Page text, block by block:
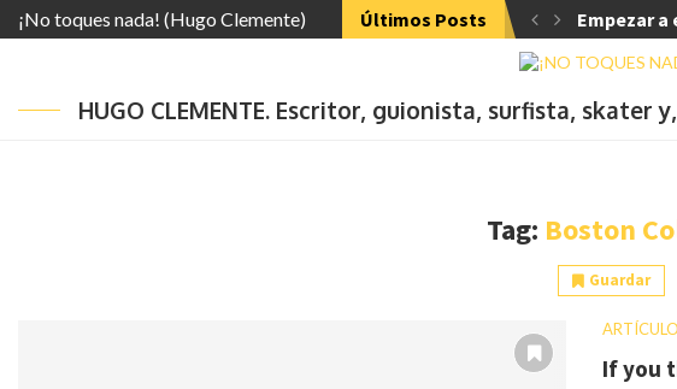
¡No toques nada! (Hugo Clemente) Últimos Posts Empezar a
HUGO CLEMENTE. Escritor, guionista, surfista,
Tag: Boston
Guardar
ARTÍCULO
If you